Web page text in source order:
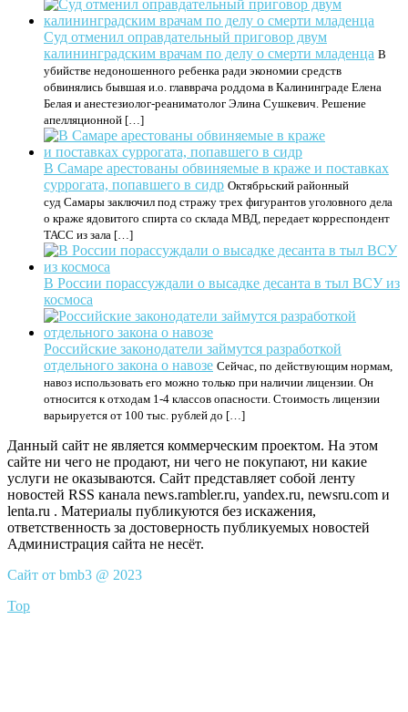
Суд отменил оправдательный приговор двум
калининградским врачам по делу о смерти младенца В
убийстве недоношенного ребенка ради экономии средств
обвинялись бывшая и.о. главврача роддома в Калининграде Елена
Белая и анестезиолог-реаниматолог Элина Сушкевич. Решение
апелляционной […]
В Самаре арестованы обвиняемые в краже и поставках
суррогата, попавшего в сидр Октябрьский районный
суд Самары заключил под стражу трех фигурантов уголовного дела
о краже ядовитого спирта со склада МВД, передает корреспондент
ТАСС из зала […]
В России порассуждали о высадке десанта в тыл ВСУ из
космоса
Российские законодатели займутся разработкой
отдельного закона о навозе Сейчас, по действующим нормам,
навоз использовать его можно только при наличии лицензии. Он
относится к отходам 1-4 классов опасности. Стоимость лицензии
варьируется от 100 тыс. рублей до […]
Данный сайт не является коммерческим проектом. На этом
сайте ни чего не продают, ни чего не покупают, ни какие
услуги не оказываются. Сайт представляет собой ленту
новостей RSS канала news.rambler.ru, yandex.ru, newsru.com и
lenta.ru . Материалы публикуются без искажения,
ответственность за достоверность публикуемых новостей
Администрация сайта не несёт.
Сайт от bmb3 @ 2023
Top